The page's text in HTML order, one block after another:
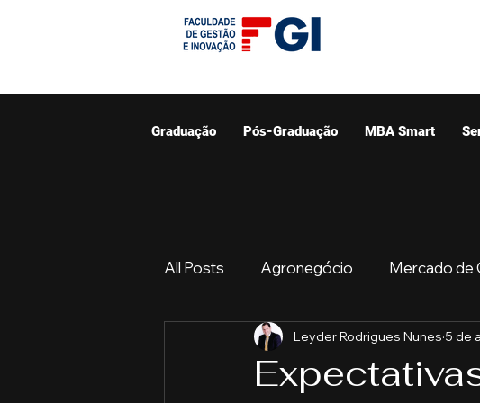
Graduação Pós-Graduação MBA Smart
All Posts Agronegócio Mercado de
Graduação Resumo do Mercado
Leyder Rodrigues Nunes 5 de